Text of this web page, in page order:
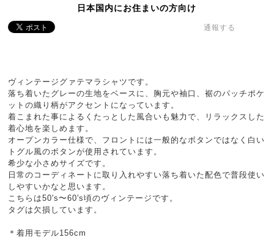
日本国内にお住まいの方向け
通報する
ヴィンテージグァテマラシャツです。
落ち着いたグレーの生地をベースに、胸元や袖口、裾のパッチポケ
ットの織り柄がアクセントになっています。
着こまれた事によるくたっとした風合いも魅力で、リラックスした
着心地を楽しめます。
オープンカラー仕様で、フロントには一般的なボタンではなく白い
トグル風のボタンが使用されています。
希少な小さめサイズです。
日常のコーディネートに取り入れやすい落ち着いた配色で普段使い
しやすいかなと思います。
こちらは50's〜60's頃のヴィンテージです。
タグは欠損しています。
＊着用モデル156cm